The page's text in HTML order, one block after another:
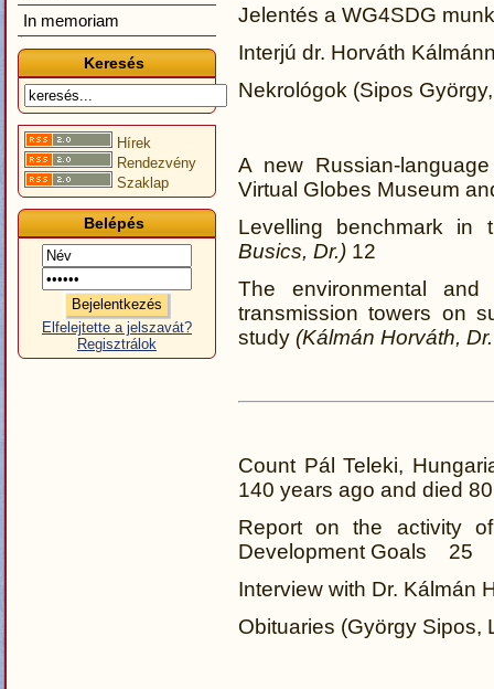
In memoriam
Keresés
Hírek
Rendezvény
Szaklap
Belépés
Elfelejtette a jelszavát?
Regisztrálok
Jelentés a WG4SDG
Interjú dr. Horváth
Nekrológok (Sipos
A new Russian-
Virtual Globes Museum
Levelling benchmark
Busics, Dr.) 12
The environmental
transmission towers on
study (Kálmán Horváth,
Count Pál Teleki,
140 years ago and died
Report on the activity
Development Goals 25
Interview with Dr.
Obituaries (György